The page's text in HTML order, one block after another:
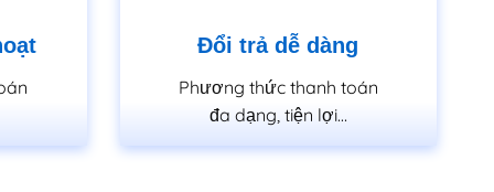
Đổi trả dễ dàng
Phương thức thanh toán
đa dạng, tiện lợi…